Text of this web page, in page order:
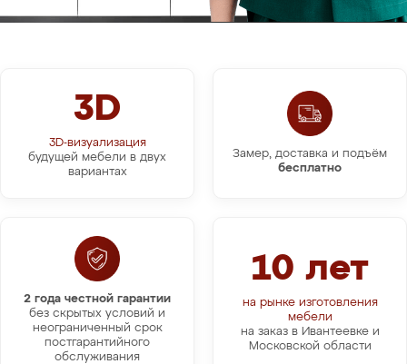
3D
3D-визуализация
будущей мебели в двух
вариантах
Замер, доставка и подъём
бесплатно
10 лет
на рынке изготовления
мебели
на заказ в Ивантеевке и
Московской области
2 года честной гарантии
без скрытых условий и
неограниченный срок
постгарантийного
обслуживания